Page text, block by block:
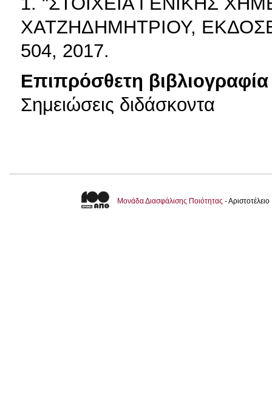
ΧΑΤΖΗΔΗΜΗΤΡΙΟΥ,
504, 2017.
Επιπρόσθετη βιβλιογραφία
Σημειώσεις διδάσκοντα
Μονάδα Διασφάλισης Ποιότητας -